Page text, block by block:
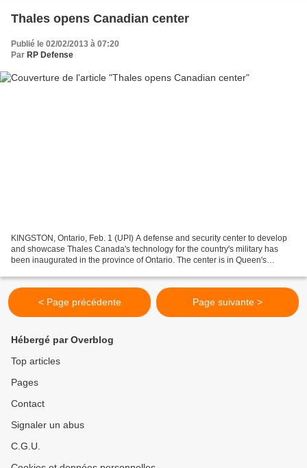
Thales opens Canadian center
Publié le 02/02/2013 à 07:20
Par RP Defense
KINGSTON, Ontario, Feb. 1 (UPI) A defense and security center to develop
and showcase Thales Canada's technology for the country's military has
been inaugurated in the province of Ontario. The center is in Queen's
< Page précédente Page suivante >
Hébergé par Overblog
Top articles
Pages
Contact
Signaler un abus
C.G.U.